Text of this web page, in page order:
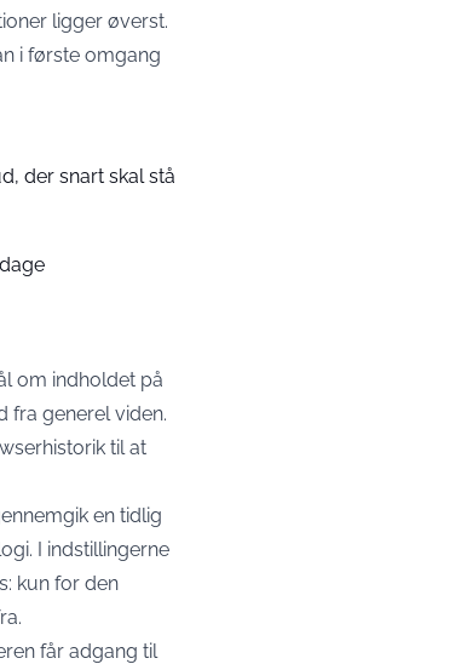
ligger øverst.
i første omgang
der snart skal stå
om indholdet på
fra generel viden.
til at
en tidlig
. I indstillingerne
kun for den
får adgang til